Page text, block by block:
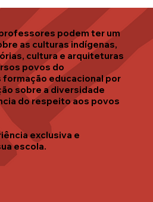
podem ter um
as culturas indígenas,
cultura e arquiteturas
povos do
formação educacional por
sobre a diversidade
do respeito aos povos
exclusiva e
escola.